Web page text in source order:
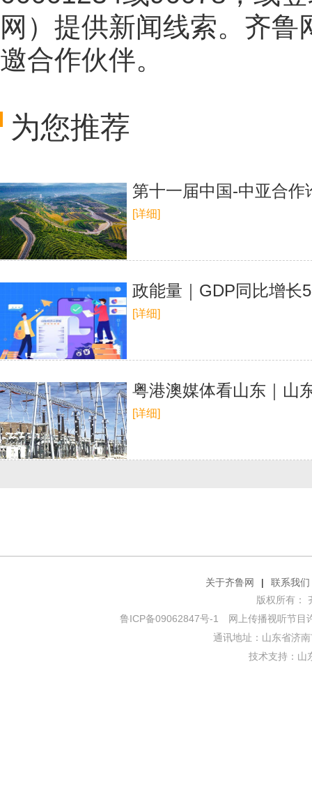
网 ）提供新闻线索。齐鲁
邀合作伙伴。
为您推荐
第十一届中国-中亚合
[详细]
政能量｜GDP同比增长
[详细]
粤港澳媒体看山东｜山
[详细]
关于齐鲁网 |
联系我们
版权所有：
鲁ICP备09062847号-1
网上传播视听节目
通讯地址：山东省济
技术支持： 山